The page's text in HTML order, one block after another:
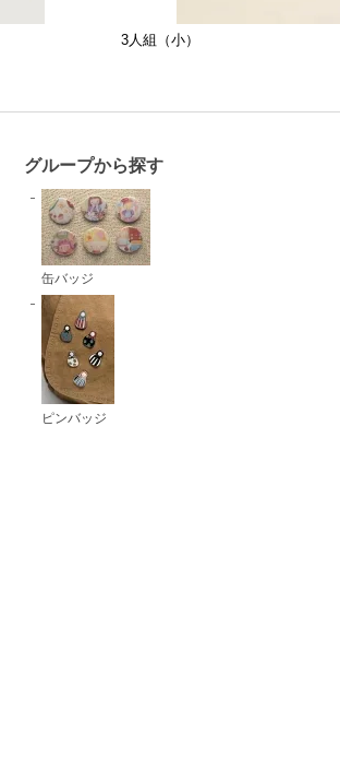
3人組（小）
グループから探す
缶バッジ
ピンバッジ